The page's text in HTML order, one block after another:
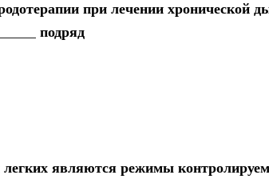
при лечении хронической
подряд
являются режимы